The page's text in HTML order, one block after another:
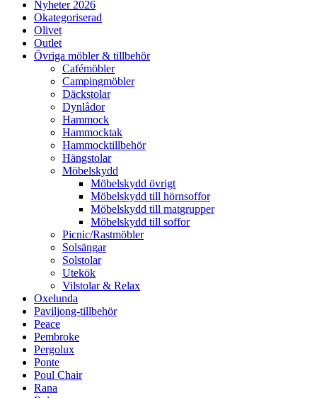
Nyheter 2026
Okategoriserad
Olivet
Outlet
Övriga möbler & tillbehör
Cafémöbler
Campingmöbler
Däckstolar
Dynlådor
Hammock
Hammocktak
Hammocktillbehör
Hängstolar
Möbelskydd
Möbelskydd övrigt
Möbelskydd till hörnsoffor
Möbelskydd till matgrupper
Möbelskydd till soffor
Picnic/Rastmöbler
Solsängar
Solstolar
Utekök
Vilstolar & Relax
Oxelunda
Paviljong-tillbehör
Peace
Pembroke
Pergolux
Ponte
Poul Chair
Rana